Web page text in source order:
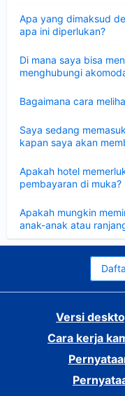
Apa yang dimaksud
apa ini diperlukan?
Di mana saya bisa
menghubungi
Bagaimana cara
Saya sedang
kapan saya akan
Apakah hotel
pembayaran di muka?
Apakah mungkin
anak-anak atau
Versi
Cara kerja